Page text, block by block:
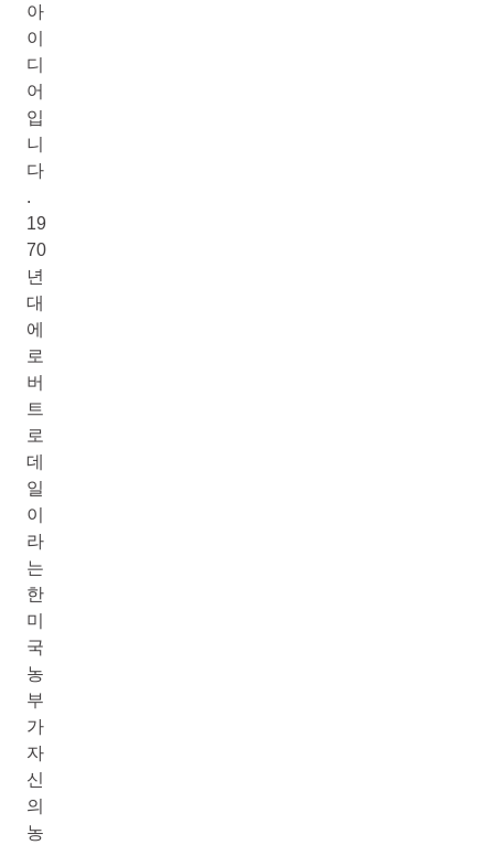
아
이
디
어
입
니
다
.
19
70
년
대
에
로
버
트
로
데
일
이
라
는
한
미
국
농
부
가
자
신
의
농